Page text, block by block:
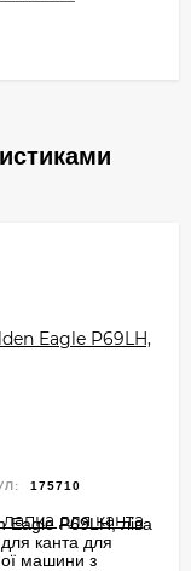
175710
Eagle P69LH, ліва
канта для
машини з